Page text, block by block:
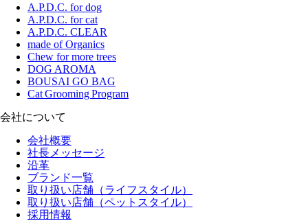
A.P.D.C. for dog
A.P.D.C. for cat
A.P.D.C. CLEAR
made of Organics
Chew for more trees
DOG AROMA
BOUSAI GO BAG
Cat Grooming Program
会社について
会社概要
社長メッセージ
沿革
ブランド一覧
取り扱い店舗（ライフスタイル）
取り扱い店舗（ペットスタイル）
採用情報